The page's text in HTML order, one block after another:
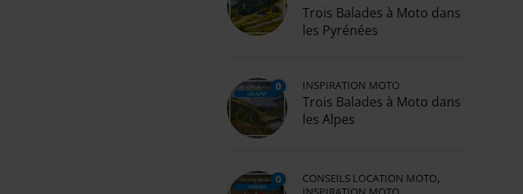
Trois Balades à Moto dans
les Pyrénées
0 INSPIRATION MOTO
Trois Balades à Moto dans
les Alpes
0 CONSEILS LOCATION MOTO,